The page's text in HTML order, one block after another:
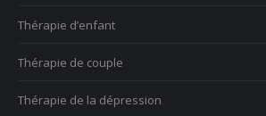
Thérapie d’enfant
Thérapie de couple
Thérapie de la dépression